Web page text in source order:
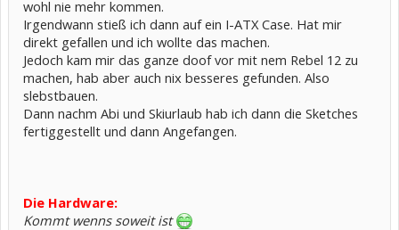
wohl nie mehr kommen.
Irgendwann stieß ich dann auf ein I-ATX Case. Hat mir
direkt gefallen und ich wollte das machen.
Jedoch kam mir das ganze doof vor mit nem Rebel 12 zu
machen, hab aber auch nix besseres gefunden. Also
slebstbauen.
Dann nachm Abi und Skiurlaub hab ich dann die Sketches
fertiggestellt und dann Angefangen.
Die Hardware:
Kommt wenns soweit ist